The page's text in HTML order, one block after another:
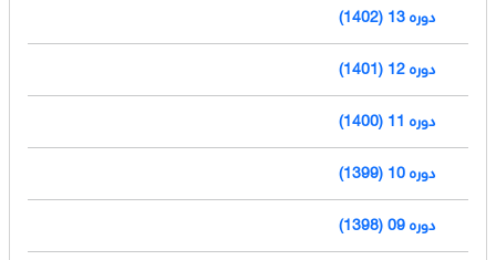
دوره 13 (1402)
دوره 12 (1401)
دوره 11 (1400)
دوره 10 (1399)
دوره 09 (1398)